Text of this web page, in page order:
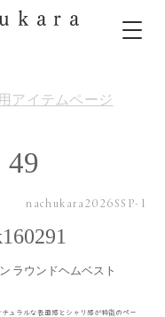
アイテムページ
49
nachukara2026SSP-1
ラウンドヘムベスト
ュラルな表面感とシャリ感が特徴のペー